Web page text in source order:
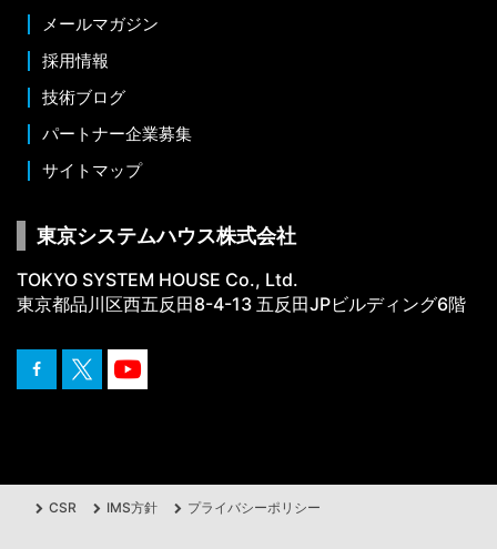
メールマガジン
採用情報
技術ブログ
パートナー企業募集
サイトマップ
東京システムハウス株式会社
TOKYO SYSTEM HOUSE Co., Ltd.
東京都品川区西五反田8-4-13 五反田JPビルディング6階
CSR IMS方針 プライバシーポリシー